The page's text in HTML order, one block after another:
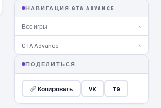
НАВИГАЦИЯ GTA ADVANCE
Все игры ›
GTA Advance ›
ПОДЕЛИТЬСЯ
Копировать VK TG